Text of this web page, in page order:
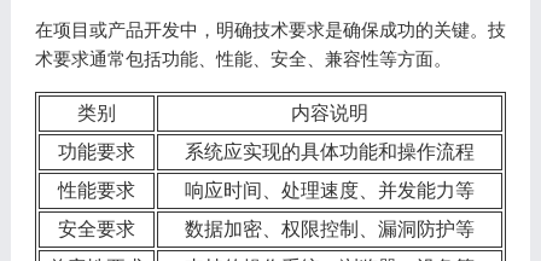
在项目或产品开发中，明确技术要求是确保成功的关键。技
术要求通常包括功能、性能、安全、兼容性等方面。
类别
内容说明
功能要求
系统应实现的具体功能和操作流程
性能要求
响应时间、处理速度、并发能力等
安全要求
数据加密、权限控制、漏洞防护等